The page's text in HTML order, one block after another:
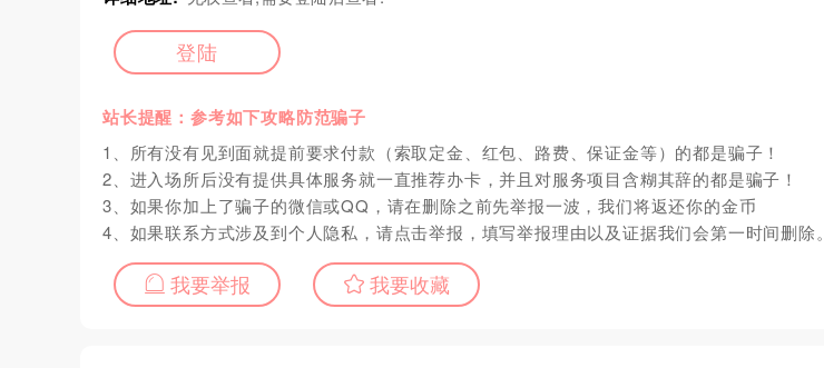
登陆
站长提醒：参考如下攻略防范骗子
1、所有没有见到面就提前要求付款（索取定金、红包、路费、保证金等）的都是骗子！
2、进入场所后没有提供具体服务就一直推荐办卡，并且对服务项目含糊其辞的都是骗子！
3、如果你加上了骗子的微信或QQ，请在删除之前先举报一波，我们将返还你的金币
4、如果联系方式涉及到个人隐私，请点击举报，填写举报理由以及证据我们会第一时间删除。
我要举报 我要收藏